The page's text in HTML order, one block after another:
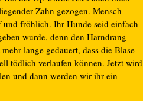
Zahn gezogen. Mensch
fröhlich. Ihr Hunde seid einfach
wurde, denn den Harndrang
lange gedauert, dass die Blase
tödlich verlaufen können. Jetzt wird
und dann werden wir ihr ein